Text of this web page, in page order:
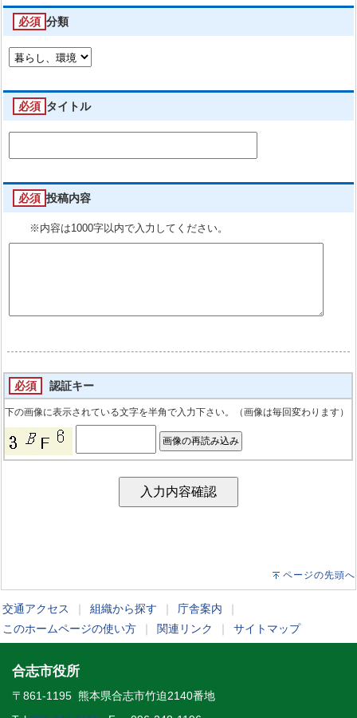
必須 分類
必須 タイトル
必須 投稿内容
※内容は1000字以内で入力してください。
必須 認証キー
下の画像に表示されている文字を半角で入力下さい。（画像は毎回変わります）
ページの先頭へ
交通アクセス 組織から探す 庁舎案内
このホームページの使い方
関連リンク サイトマップ
合志市役所
〒861-1195 熊本県合志市竹迫2140番地